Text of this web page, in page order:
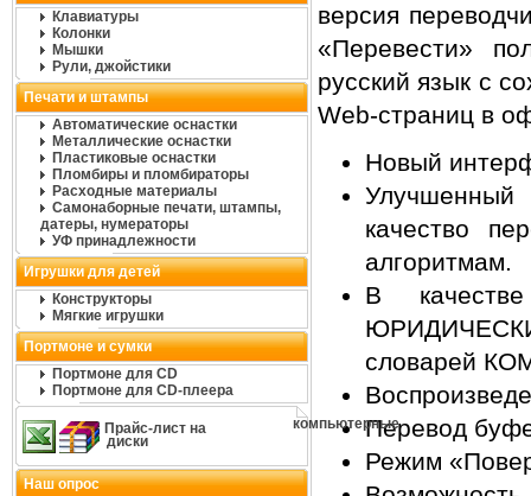
Клавиатуры
Колонки
Мышки
Рули, джойстики
Печати и штампы
Автоматические оснастки
Металлические оснастки
Пластиковые оснастки
Пломбиры и пломбираторы
Расходные материалы
Самонаборные печати, штампы,
датеры, нумераторы
УФ принадлежности
Игрушки для детей
Конструкторы
Мягкие игрушки
Портмоне и сумки
Портмоне для CD
Портмоне для CD-плеера
Прайс-лист на
компьютерные
диски
Наш опрос
версия
«Перевести»
русский язык с
Web-страниц в
Новый
Улучшенный
качество
алгоритмам.
В
словарей
Перевод
Режим